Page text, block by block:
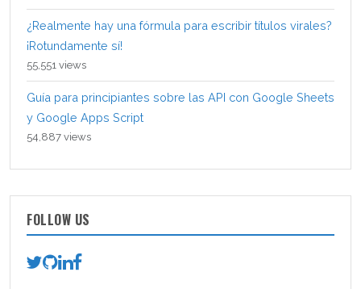
¿Realmente hay una fórmula para escribir títulos virales?
¡Rotundamente sí!
55,551 views
Guía para principiantes sobre las API con Google Sheets
y Google Apps Script
54,887 views
FOLLOW US